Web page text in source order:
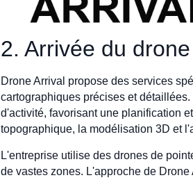
2. Arrivée du drone
Drone Arrival propose des services
cartographiques précises et
d'activité, favorisant une planification
topographique, la modélisation 3D et
L'entreprise utilise des drones de
de vastes zones. L'approche de